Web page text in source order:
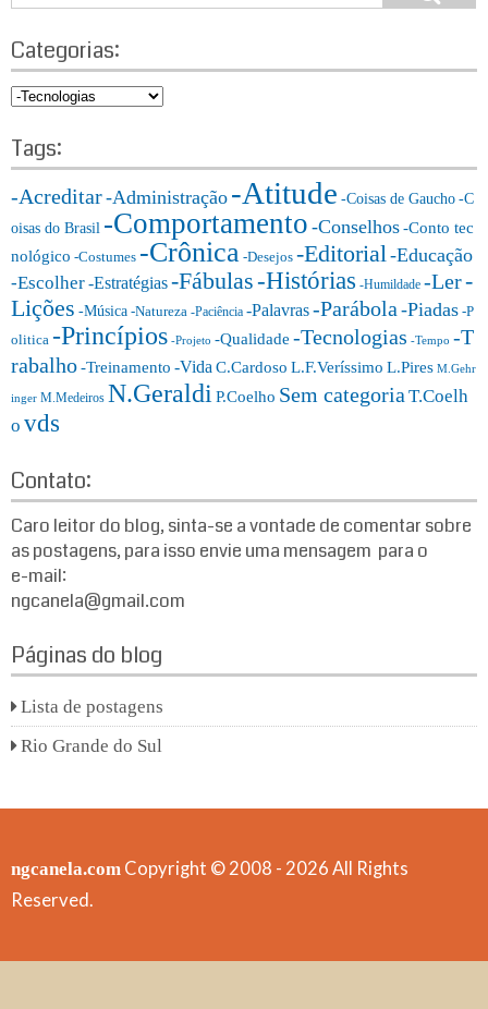
e
r
c
h
o
e
h
Categorias:
C
t
e
r
i
a
s:
Tags:
-Acreditar-Administração -Atitude -Coisas de Gaucho -C
oisas do Brasil -Comportamento -Conselhos-Conto tec
nológico -Costumes -Crônica -Desejos -Editorial-Educação
-Escolher-Estratégias-Fábulas-Histórias -Humildade -Ler-
Lições -Música -Natureza -Paciência -Palavras-Parábola-Piadas -P
olitica -Princípios -Projeto -Qualidade -Tecnologias -Tempo -T
rabalho-Treinamento -VidaC.Cardoso L.F.Veríssimo L.Pires M.Gehr
inger M.Medeiros N.GeraldiP.Coelho Sem categoriaT.Coelh
o vds
Contato:
Caro leitor do blog, sinta-se a vontade de comentar sobre
as postagens, para isso envie uma mensagem para o
e-mail:
ngcanela@gmail.com
Páginas do blog
Lista de postagens
Rio Grande do Sul
ngcanela.com Copyright © 2008 - 2026 All Rights
Reserved.